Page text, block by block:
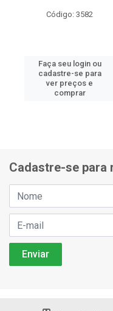
Código: 3582
Faça seu login ou
cadastre-se para
ver preços e
comprar
Cadastre-se para